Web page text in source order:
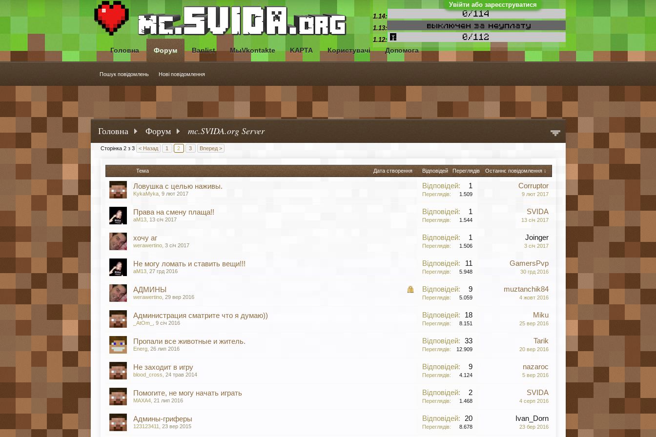
Увійти або зареєструватися
Головна Форум mc.SVIDA.org Server
Сторінка 2 з 3 < Назад 1 2 3 Вперед >
Тема Дата створення Відповідей Переглядів Останнє повідомлення ↓
Ловушка с целью наживы.
KykaMyka, 9 лют 2017
Відповідей: 1
Переглядів: 1.509
Corruptor
9 лют 2017
Права на смену плаща!!
aM13, 13 січ 2017
Відповідей: 1
Переглядів: 1.544
SVIDA
13 січ 2017
хочу аг
werawertino, 3 січ 2017
Відповідей: 1
Переглядів: 1.506
Joinger
3 січ 2017
Не могу ломать и ставить вещи!!!
aM13, 27 грд 2016
Відповідей: 11
Переглядів: 5.948
GamersPvp
30 грд 2016
АДМИНЫ
werawertino, 29 вер 2016
Відповідей: 9
Переглядів: 5.059
muztanchik84
4 жовт 2016
Администрация сматрите что я думаю))
_AtOm_ 9 січ 2016
Відповідей: 18
Переглядів: 8.151
Miku
25 вер 2016
Пропали все животные и житель.
Energ, 26 лип 2016
Відповідей: 33
Переглядів: 12.909
Tarik
20 вер 2016
Не заходит в игру
blood_cross 24 трав 2014
Відповідей: 9
Переглядів: 4.124
nazaroc
5 вер 2016
Помогите, не могу начать играть
MAXA4, 21 лип 2016
Відповідей: 2
Переглядів: 1.468
SVIDA
4 серп 2016
Админы-гриферы
123123411 23 вер 2015
Відповідей: 20
Переглядів: 8.678
Ivan_Dorn
23 бер 2016
1.14:
1.13:
1.12:
Головна Форум
Пошук повідомлень Нові повідомлення
Banlist МыVkontakte KAPTA Користувачі Допомога